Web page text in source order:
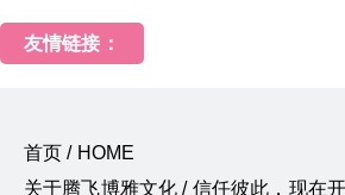
友情链接：
首页 / HOME
关于腾飞博雅文化 / 信任彼此，现在